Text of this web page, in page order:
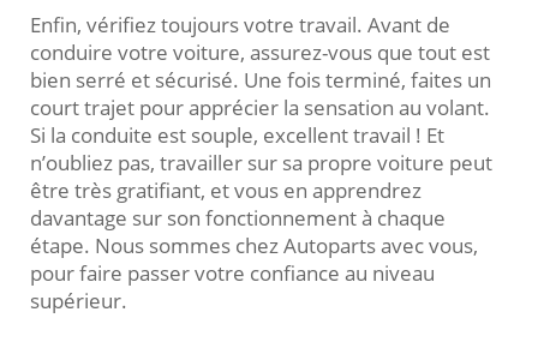
Enfin, vérifiez toujours votre travail. Avant de
conduire votre voiture, assurez-vous que tout est
bien serré et sécurisé. Une fois terminé, faites un
court trajet pour apprécier la sensation au volant.
Si la conduite est souple, excellent travail ! Et
n’oubliez pas, travailler sur sa propre voiture peut
être très gratifiant, et vous en apprendrez
davantage sur son fonctionnement à chaque
étape. Nous sommes chez Autoparts avec vous,
pour faire passer votre confiance au niveau
supérieur.